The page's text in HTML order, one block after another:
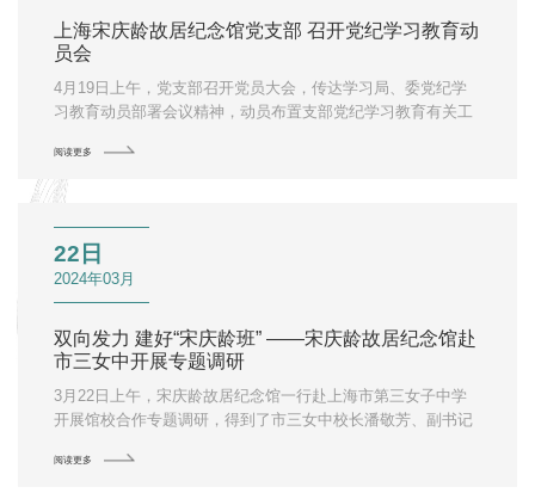
上海宋庆龄故居纪念馆党支部 召开党纪学习教育动
员会
4月19日上午，党支部召开党员大会，传达学习局、委党纪学
习教育动员部署会议精神，动员布置支部党纪学习教育有关工
阅读更多
22日
2024年03月
双向发力 建好“宋庆龄班” ——宋庆龄故居纪念馆赴
市三女中开展专题调研
3月22日上午，宋庆龄故居纪念馆一行赴上海市第三女子中学
开展馆校合作专题调研，得到了市三女中校长潘敬芳、副书记
阅读更多